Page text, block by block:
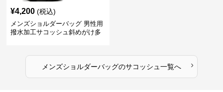
¥4,200 (税込)
メンズショルダーバッグ 男性用
撥水加工サコッシュ斜めがけ多
メンズショルダーバッグのサコッシュ 一覧へ ›